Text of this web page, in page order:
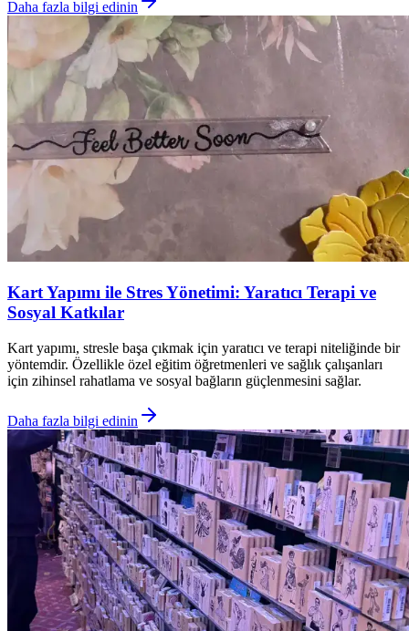
Daha fazla bilgi edinin
Kart Yapımı ile Stres Yönetimi: Yaratıcı Terapi ve
Sosyal Katkılar
Kart yapımı, stresle başa çıkmak için yaratıcı ve terapi niteliğinde bir
yöntemdir. Özellikle özel eğitim öğretmenleri ve sağlık çalışanları
için zihinsel rahatlama ve sosyal bağların güçlenmesini sağlar.
Daha fazla bilgi edinin